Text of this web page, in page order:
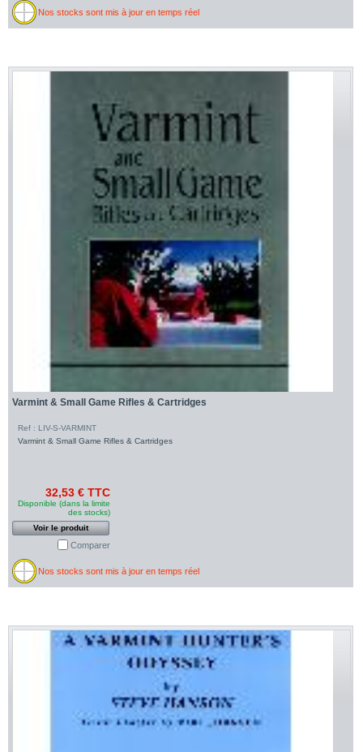
Nos stocks sont mis à jour en temps réel
Varmint & Small Game Rifles & Cartridges
Ref : LIV-S-VARMINT
Varmint & Small Game Rifles & Cartridges
32,53 € TTC
Disponible (dans la limite
des stocks)
Voir le produit
Comparer
Nos stocks sont mis à jour en temps réel